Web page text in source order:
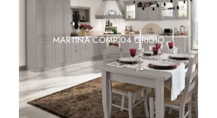
MARTINA COMP 04 GRIGIO